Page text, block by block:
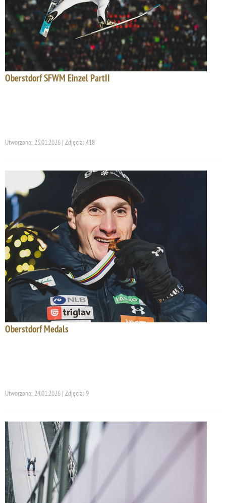
Oberstdorf SFWM Einzel PartII
Utworzono: 25.01.2026 | Zdjęcia: 418
Oberstdorf Medals
Utworzono: 24.01.2026 | Zdjęcia: 9